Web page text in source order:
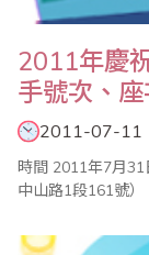
2011年慶
手號次、
2011-07-11
時間 2011年7月31日（星期日） 地點 新北市政府（新北市板橋區